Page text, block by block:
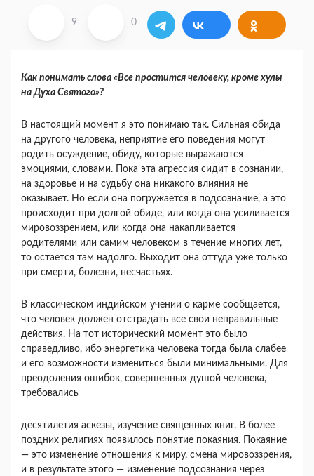
9 0
Как понимать слова «Все простится человеку, кроме хулы
на Духа Святого»?
В настоящий момент я это понимаю так. Сильная обида
на другого человека, неприятие его поведения могут
родить осуждение, обиду, которые выражаются
эмоциями, словами. Пока эта агрессия сидит в сознании,
на здоровье и на судьбу она никакого влияния не
оказывает. Но если она погружается в подсознание, а это
происходит при долгой обиде, или когда она усиливается
мировоззрением, или когда она накапливается
родителями или самим человеком в течение многих лет,
то остается там надолго. Выходит она оттуда уже только
при смерти, болезни, несчастьях.
В классическом индийском учении о карме сообщается,
что человек должен отстрадать все свои неправильные
действия. На тот исторический момент это было
справедливо, ибо энергетика человека тогда была слабее
и его возможности измениться были минимальными. Для
преодоления ошибок, совершенных душой человека,
требовались
десятилетия аскезы, изучение священных книг. В более
поздних религиях появилось понятие покаяния. Покаяние
— это изменение отношения к миру, смена мировоззрения,
и в результате этого — изменение подсознания через